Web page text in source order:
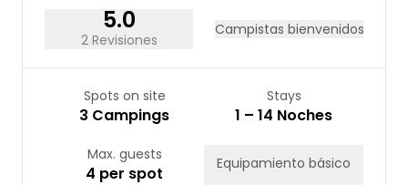
5.0
2 Revisiones
Campistas bienvenidos
Spots on site
3 Campings
Stays
1 – 14 Noches
Max. guests
4 per spot Equipamiento básico